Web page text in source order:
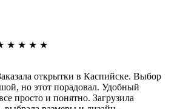
★ ★ ★ ★
открытки в Каспийске. Выбор
но этот порадовал. Удобный
просто и понятно. Загрузила